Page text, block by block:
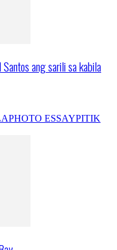
Santos ang sarili sa kabila
PHOTO ESSAYPITIK